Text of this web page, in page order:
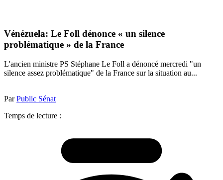
Vénézuela: Le Foll dénonce « un silence
problématique » de la France
L'ancien ministre PS Stéphane Le Foll a dénoncé mercredi "un
silence assez problématique" de la France sur la situation au...
ParPublic Sénat
Temps de lecture :